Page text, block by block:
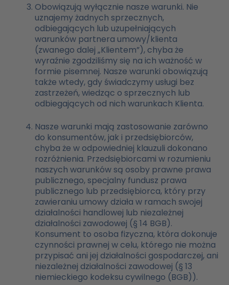
Obowiązują wyłącznie nasze warunki. Nie
uznajemy żadnych sprzecznych,
odbiegających lub uzupełniających
warunków partnera umowy/klienta
(zwanego dalej „Klientem”), chyba że
wyraźnie zgodziliśmy się na ich ważność w
formie pisemnej. Nasze warunki obowiązują
także wtedy, gdy świadczymy usługi bez
zastrzeżeń, wiedząc o sprzecznych lub
odbiegających od nich warunkach Klienta.
Nasze warunki mają zastosowanie zarówno
do konsumentów, jak i przedsiębiorców,
chyba że w odpowiedniej klauzuli dokonano
rozróżnienia. Przedsiębiorcami w rozumieniu
naszych warunków są osoby prawne prawa
publicznego, specjalny fundusz prawa
publicznego lub przedsiębiorca, który przy
zawieraniu umowy działa w ramach swojej
działalności handlowej lub niezależnej
działalności zawodowej (§ 14 BGB).
Konsument to osoba fizyczna, która dokonuje
czynności prawnej w celu, którego nie można
przypisać ani jej działalności gospodarczej, ani
niezależnej działalności zawodowej (§ 13
niemieckiego kodeksu cywilnego (BGB)).